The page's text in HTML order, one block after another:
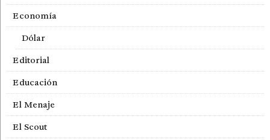
Economía
Dólar
Editorial
Educación
El Menaje
El Scout